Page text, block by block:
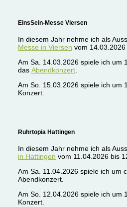
EinsSein-Messe Viersen
In diesem Jahr nehme ich als
Messe in Viersen vom
Am Sa. 14.03.2026 spiele ich um
das Abendkonzert.
Am So. 15.03.2026 spiele ich um
Konzert.
Ruhrtopia Hattingen
In diesem Jahr nehme ich als
in Hattingen vom 11.04.2026 bis
Am Sa. 11.04.2026 spiele ich um
Abendkonzert.
Am So. 12.04.2026 spiele ich um
Konzert.